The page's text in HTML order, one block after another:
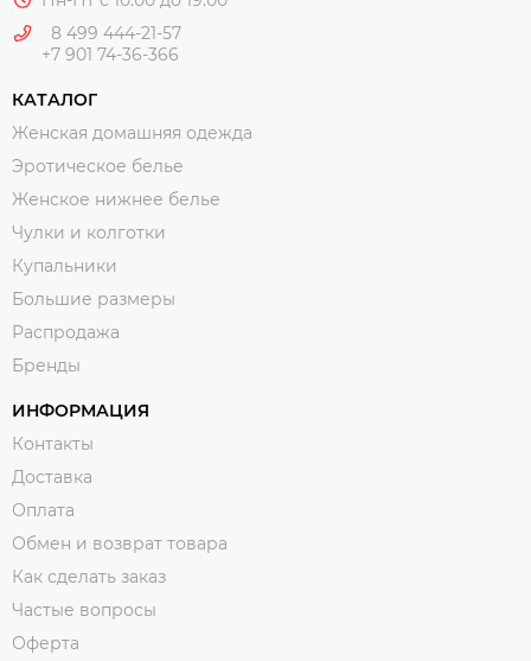
8 499 444-21-57
+7 901 74-36-366
КАТАЛОГ
Женская домашняя одежда
Эротическое белье
Женское нижнее белье
Чулки и колготки
Купальники
Большие размеры
Распродажа
Бренды
ИНФОРМАЦИЯ
Контакты
Доставка
Оплата
Обмен и возврат товара
Как сделать заказ
Частые вопросы
Оферта